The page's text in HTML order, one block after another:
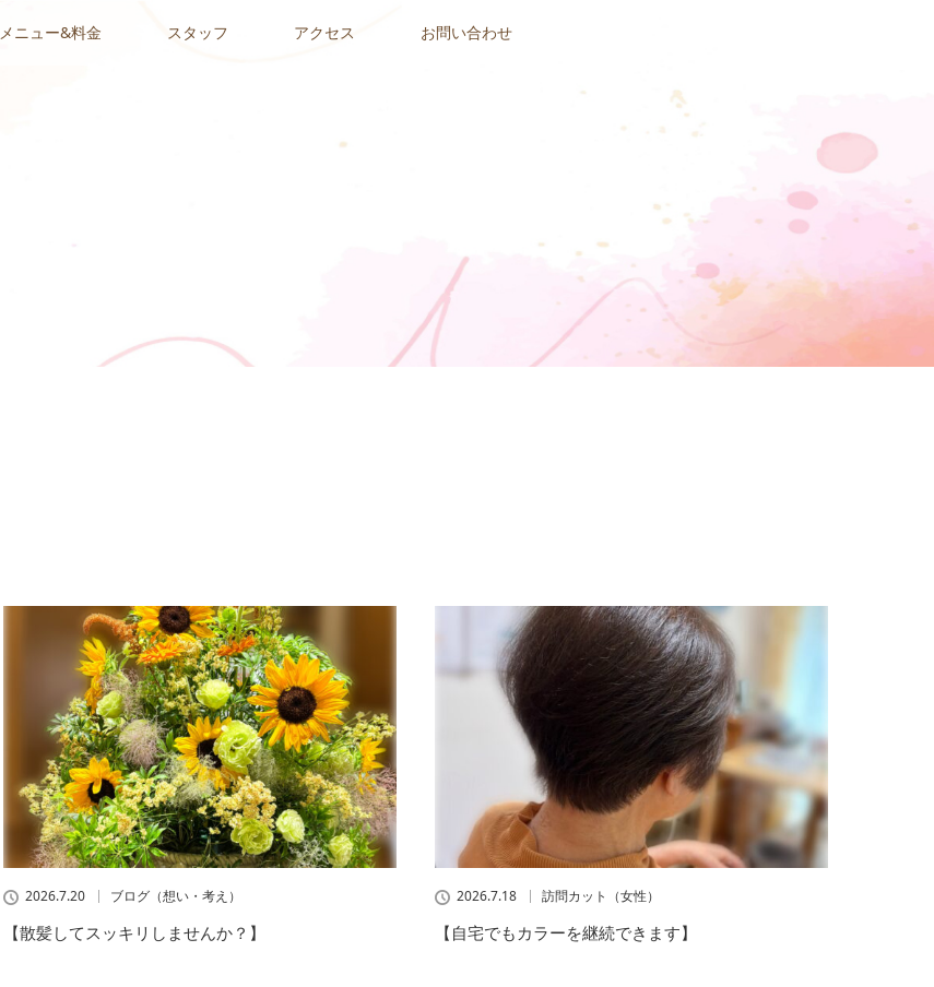
メニュー&料金 スタッフ アクセス お問い合わせ
2026.7.20 ブログ（想い・考え）
【散髪してスッキリしませんか？】
2026.7.18 訪問カット（女性）
【自宅でもカラーを継続できます】